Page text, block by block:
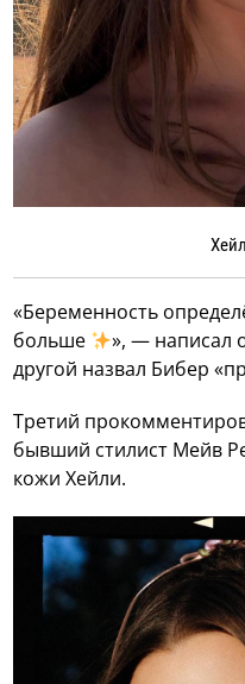
«Беременность
больше
», — написал
другой назвал Бибер
Третий
бывший стилист Мейв
кожи Хейли.